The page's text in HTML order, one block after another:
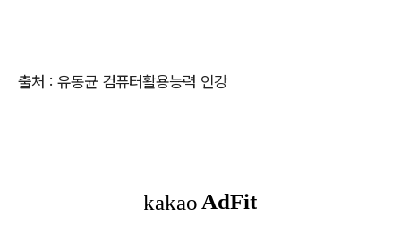
출처 : 유동균 컴퓨터활용능력 인강